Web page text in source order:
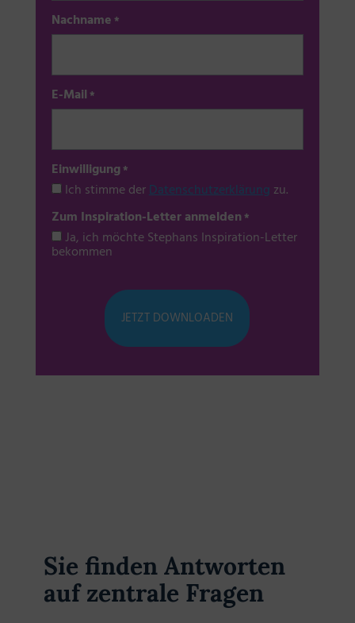
Nachname*
E-Mail*
Einwilligung*
Ich stimme derDatenschutzerklärung zu.
Zum Inspiration-Letter anmelden*
Ja, ich möchte Stephans Inspiration-Letter
bekommen
Sie finden Antworten
auf zentrale Fragen